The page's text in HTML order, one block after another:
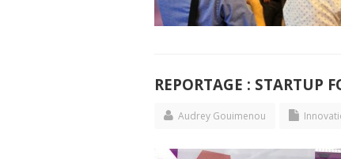
REPORTAGE : STARTUP
Audrey Gouimenou